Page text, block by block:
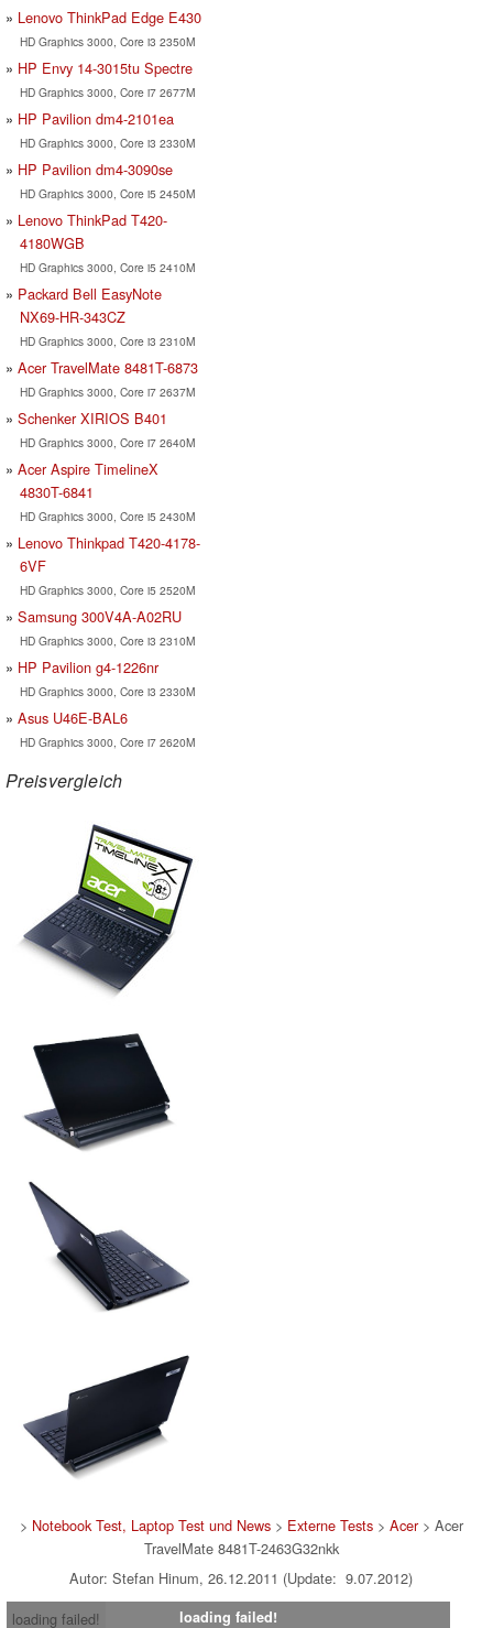
Lenovo ThinkPad Edge E430
HD Graphics 3000, Core i3 2350M
HP Envy 14-3015tu Spectre
HD Graphics 3000, Core i7 2677M
HP Pavilion dm4-2101ea
HD Graphics 3000, Core i3 2330M
HP Pavilion dm4-3090se
HD Graphics 3000, Core i5 2450M
Lenovo ThinkPad T420-
4180WGB
HD Graphics 3000, Core i5 2410M
Packard Bell EasyNote
NX69-HR-343CZ
HD Graphics 3000, Core i3 2310M
Acer TravelMate 8481T-6873
HD Graphics 3000, Core i7 2637M
Schenker XIRIOS B401
HD Graphics 3000, Core i7 2640M
Acer Aspire TimelineX
4830T-6841
HD Graphics 3000, Core i5 2430M
Lenovo Thinkpad T420-4178-
6VF
HD Graphics 3000, Core i5 2520M
Samsung 300V4A-A02RU
HD Graphics 3000, Core i3 2310M
HP Pavilion g4-1226nr
HD Graphics 3000, Core i3 2330M
Asus U46E-BAL6
HD Graphics 3000, Core i7 2620M
Preisvergleich
> Notebook Test, Laptop Test und News> Externe Tests> Acer> Acer
TravelMate 8481T-2463G32nkk
Autor: Stefan Hinum, 26.12.2011 (Update: 9.07.2012)
loading failed!
loading failed!